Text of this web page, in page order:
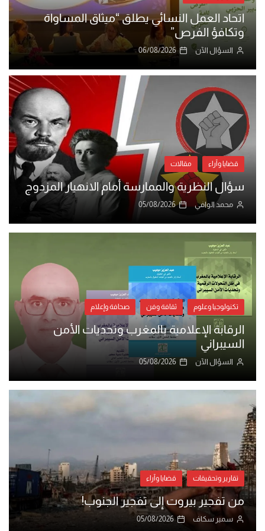
اتحاد العمل النسائي يطلق “ميثاق المساواة
وتكافؤ الفرص”
السؤال الآن 06/08/2026
قضايا وآراء مقالات
سؤال النظرية والممارسة أمام الانهيار المزدوج
محمد الوافي 05/08/2026
تكنولوجيا وعلوم ثقافة وفن صحافة وإعلام
الرقابة الإعلامية بالمغرب وتحديات الأمن
السيبراني
السؤال الآن 05/08/2026
تقارير وتحقيقات قضايا وآراء
من تفجير بيروت إلى تفجير الجنوب!
سمير سكاف 05/08/2026